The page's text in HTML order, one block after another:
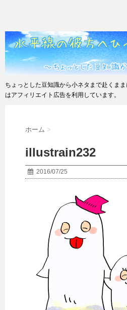
ちょっとした豆知識から小ネタまで赴くま
はアフィリエイト広告を利用しています。
ホーム >
illustrain232
2016/07/25